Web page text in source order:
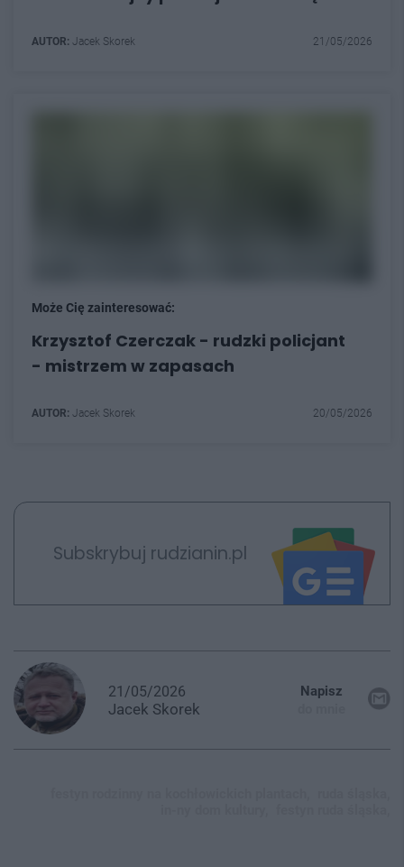
AUTOR: Jacek Skorek 21/05/2026
Może Cię zainteresować:
Krzysztof Czerczak - rudzki policjant
- mistrzem w zapasach
AUTOR: Jacek Skorek 20/05/2026
Subskrybuj rudzianin.pl
21/05/2026
Jacek Skorek
Napisz